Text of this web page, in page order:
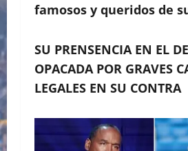
famosos y queridos de
SU PRENSENCIA EN EL
OPACADA POR GRAVES
LEGALES EN SU CONTRA